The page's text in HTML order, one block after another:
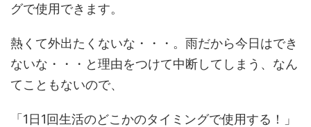
グで使用できます。
熱くて外出たくないな・・・。雨だから今日はでき
ないな・・・と理由をつけて中断してしまう、なん
てこともないので、
「1日1回生活のどこかのタイミングで使用する！」